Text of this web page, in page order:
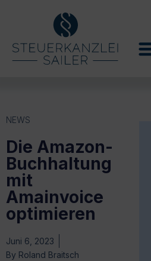
NEWS
Die Amazon-
Buchhaltung
mit
Amainvoice
optimieren
Juni 6, 2023
By Roland Braitsch